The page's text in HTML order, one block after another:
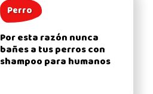
Perro
Por esta razón nunca
bañes a tus perros con
shampoo para humanos